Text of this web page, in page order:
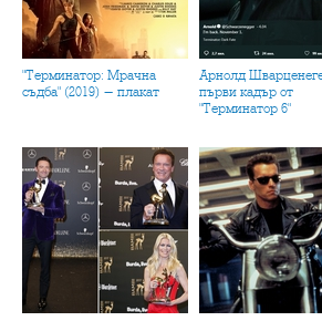
"Терминатор: Мрачна
съдба" (2019) - плакат
Арнолд Шварценегер на
първи кадър от
"Терминатор 6"